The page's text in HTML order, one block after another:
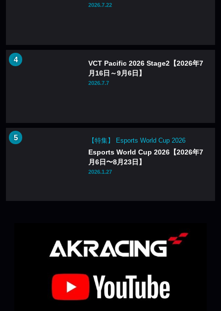
2026.7.22
VCT Pacific 2026 Stage2【2026年7
月16日～9月6日】
2026.7.7
【特集】 Esports World Cup 2026
Esports World Cup 2026【2026年7
月6日〜8月23日】
2026.1.27